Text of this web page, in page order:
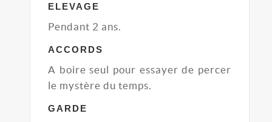
ELEVAGE
Pendant 2 ans.
ACCORDS
A boire seul pour essayer de percer
le mystère du temps.
GARDE